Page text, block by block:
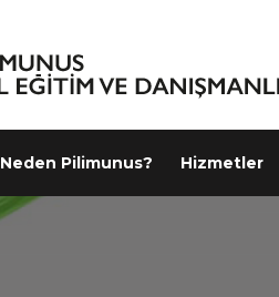
Neden Pilimunus? Hizmetler